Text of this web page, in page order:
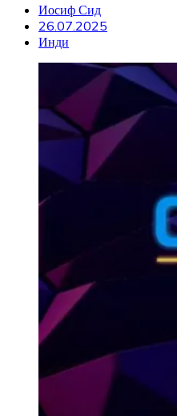
Иосиф Сид
26.07.2025
Инди